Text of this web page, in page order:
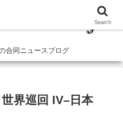
合同ニュースブログ
界巡回 IV–日本
Search